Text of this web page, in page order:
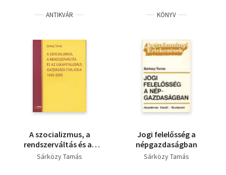
ANTIKVÁR
A szocializmus, a
rendszerváltás és az
újkapitalizmus
Sárközy Tamás
KÖNYV
Jogi felelősség a
népgazdaságban
Sárközy Tamás